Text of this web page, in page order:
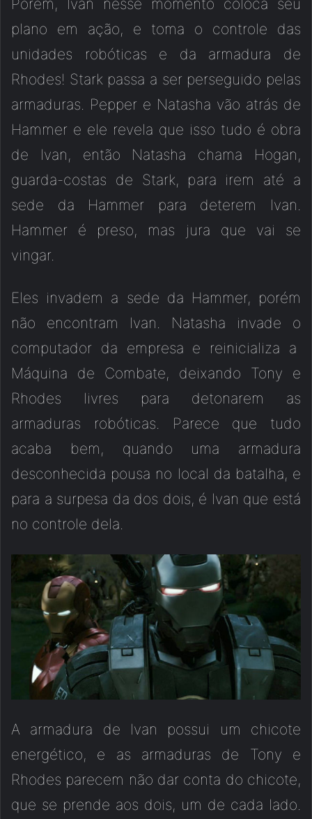
Porém, Ivan nesse momento coloca seu
plano em ação, e toma o controle das
unidades robóticas e da armadura de
Rhodes! Stark passa a ser perseguido pelas
armaduras. Pepper e Natasha vão atrás de
Hammer e ele revela que isso tudo é obra
de Ivan, então Natasha chama Hogan,
guarda-costas de Stark, para irem até a
sede da Hammer para deterem Ivan.
Hammer é preso, mas jura que vai se
vingar.
Eles invadem a sede da Hammer, porém
não encontram Ivan. Natasha invade o
computador da empresa e reinicializa a
Máquina de Combate, deixando Tony e
Rhodes livres para detonarem as
armaduras robóticas. Parece que tudo
acaba bem, quando uma armadura
desconhecida pousa no local da batalha, e
para a surpesa da dos dois, é Ivan que está
no controle dela.
A armadura de Ivan possui um chicote
energético, e as armaduras de Tony e
Rhodes parecem não dar conta do chicote,
que se prende aos dois, um de cada lado.